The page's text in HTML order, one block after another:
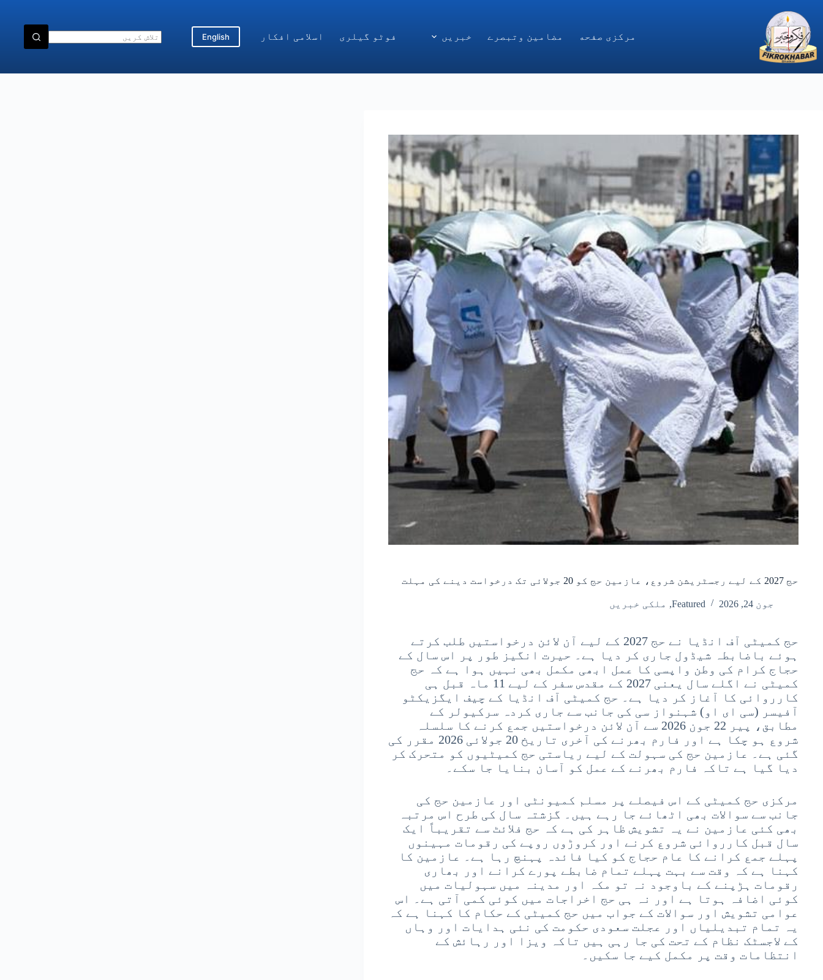
content
مركزى صفحه
مضامین وتبصرے خبریں فوٹو گیلری اسلامی افکار English
حج 2027 کے لیے رجسٹریشن شروع، عازمین حج کو 20 جولائی تک درخواست دینے کی مہلت
جون 24, 2026 Featured
, ملکی خبریں
حج کمیٹی آف انڈیا نے حج 2027 کے لیے آن لائن درخواستیں طلب کرتے
ہوئے باضابطہ شیڈول جاری کر دیا ہے۔ حیرت انگیز طور پر اس سال کے
حجاج کرام کی وطن واپسی کا عمل ابھی مکمل بھی نہیں ہوا ہے کہ حج
کمیٹی نے اگلے سال یعنی 2027 کے مقدس سفر کے لیے 11 ماہ قبل ہی
کارروائی کا آغاز کر دیا ہے۔ حج کمیٹی آف انڈیا کے چیف ایگزیکٹو
آفیسر (سی ای او) شہنواز سی کی جانب سے جاری کردہ سرکیولر کے
مطابق، پیر 22 جون 2026 سے آن لائن درخواستیں جمع کرنے کا سلسلہ
شروع ہو چکا ہے اور فارم بھرنے کی آخری تاریخ 20 جولائی 2026 مقرر کی
گئی ہے۔ عازمین حج کی سہولت کے لیے ریاستی حج کمیٹیوں کو متحرک کر
دیا گیا ہے تاکہ فارم بھرنے کے عمل کو آسان بنایا جا سکے۔
مرکزی حج کمیٹی کے اس فیصلے پر مسلم کمیونٹی اور عازمین حج کی
جانب سے سوالات بھی اٹھائے جا رہے ہیں۔ گزشتہ سال کی طرح اس مرتبہ
بھی کئی عازمین نے یہ تشویش ظاہر کی ہے کہ حج فلائٹ سے تقریباً ایک
سال قبل کارروائی شروع کرنے اور کروڑوں روپے کی رقومات مہینوں
پہلے جمع کرانے کا عام حجاج کو کیا فائدہ پہنچ رہا ہے۔ عازمین کا
کہنا ہے کہ وقت سے بہت پہلے تمام ضابطے پورے کرانے اور بھاری
رقومات ہڑپنے کے باوجود نہ تو مکہ اور مدینہ میں سہولیات میں
کوئی اضافہ ہوتا ہے اور نہ ہی حج اخراجات میں کوئی کمی آتی ہے۔ اس
عوامی تشویش اور سوالات کے جواب میں حج کمیٹی کے حکام کا کہنا ہے کہ
یہ تمام تبدیلیاں اور عجلت سعودی حکومت کی نئی ہدایات اور وہاں
کے لاجسٹک نظام کے تحت کی جا رہی ہیں تاکہ ویزا اور رہائش کے
انتظامات وقت پر مکمل کیے جا سکیں۔